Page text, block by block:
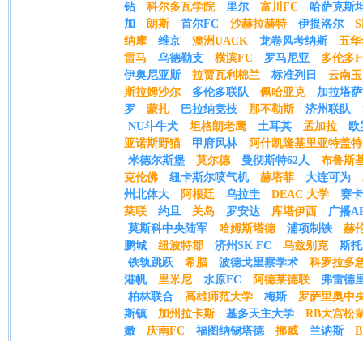
钻
科尔多瓦学院 里尔 富川FC
哈萨克斯
加
朗斯 首尔FC 沙赫拉赫特 伊提洛尔
纳摩
维京 澳洲UACK 龙卷风考纳斯
五
雷马
乌德勒支 横滨FC 罗马尼亚
多伦多
伊奥尼亚斯
拉贾瓦利棉兰 标准列日
云南
斯拉姆沙尔
多伦多联队 佩哈亚克
加拉塔
罗
蒙扎 巴拉纳竞技 那不勒斯 济州联队
NU斗牛犬
坦格朗老鹰 土耳其 孟加拉
欧
亚诺斯野猫
甲府风林
阿什凯隆基里亚特盖特
米德尔斯堡
莫尔德 曼彻斯特62人
布鲁斯
克伦佛
纽卡斯尔喷气机 赫塔菲 大连可为
州北体大
阿根廷 乌拉圭 DEAC 大学
赛
莱联
约旦 关岛 罗安达 库塔伊西
广播
莫斯科中央陆军
哈姆斯塔德 浦项制铁
赫
鹏城
纽波特郡 济州SK FC 乌兹别克
斯
铁轨跳跃
希腊 波德戈里察学术
科罗拉多
港帆
里米尼 水原FC 阿德莱德联
弗雷德
柏林联合
高雄师范大学 梅斯
罗萨里奥中
斯镇
加州拉卡斯 基多天主大学
RB大宫松
嫩
庆南FC 福图纳锡塔德 挪威 兰讷斯